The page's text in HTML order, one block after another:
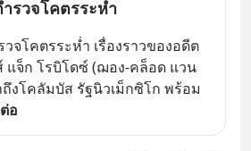
ำรวจโคตรระห่ำ
วจโคตรระห่ำ เรื่องราวของอดีต
แจ็ก โรบิโดซ์ (ฌอง-คล็อด แวน
งโคลัมบัส รัฐนิวเม็กซิโก พร้อม
อ